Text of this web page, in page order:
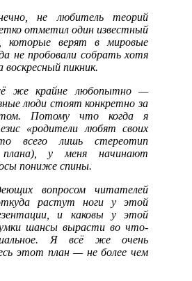
не любитель теорий
отметил один известный
которые верят в мировые
не пробовали собрать хотя
пикник.
же крайне любопытно —
люди стоят конкретно за
Потому что когда я
«родители любят своих
всего лишь стереотип
у меня начинают
пониже спины.
вопросом читателей
растут ноги у этой
и каковы у этой
шансы вырасти во что-
Я всё же очень
этот план — не более чем